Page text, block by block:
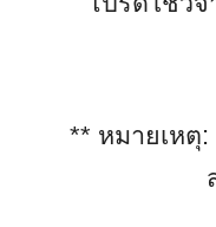
** หมายเหตุ: